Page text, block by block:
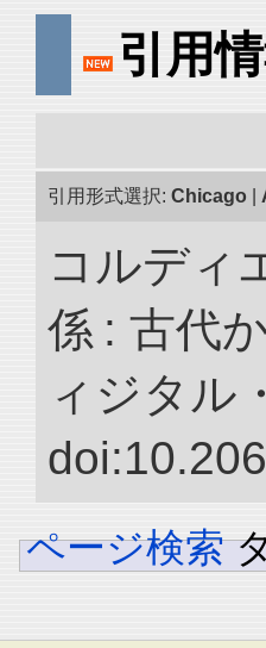
引用
引用形式選択: Chicago
コルディ
係 : 古代
ィジタル
ページ検索